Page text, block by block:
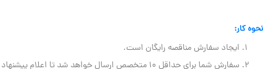
نحوه کار:
ایجاد سفارش مناقصه رایگان است.
سفارش شما برای حداقل ۱۰ متخصص ارسال خواهد شد تا اعلام پیشنهاد